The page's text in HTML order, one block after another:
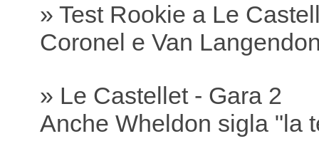
» Test Rookie a Le
Coronel e Van
» Le Castellet - Gara 2
Anche Wheldon sigla "la